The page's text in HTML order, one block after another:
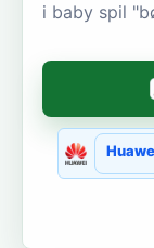
i baby spil